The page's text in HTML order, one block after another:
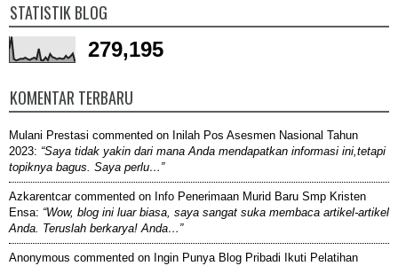
STATISTIK BLOG
279,195
KOMENTAR TERBARU
Mulani Prestasi commented on Inilah Pos Asesmen Nasional Tahun
2023: “Saya tidak yakin dari mana Anda mendapatkan informasi ini,tetapi
topiknya bagus. Saya perlu…”
Azkarentcarcommented on Info Penerimaan Murid Baru Smp Kristen
Ensa: “Wow, blog ini luar biasa, saya sangat suka membaca artikel-artikel
Anda. Teruslah berkarya! Anda…”
Anonymous commented on Ingin Punya Blog Pribadi Ikuti Pelatihan